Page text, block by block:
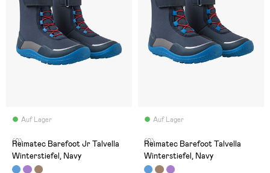
Auf Lager
(0)
Reimatec Barefoot Jr Talvella
Winterstiefel, Navy
Auf Lager
(0)
Reimatec Barefoot Talvella
Winterstiefel, Navy